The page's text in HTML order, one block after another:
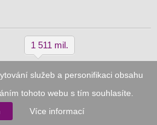
služeb a personifikaci obsahu
tohoto webu s tím souhlasíte.
Více informací
1 511 mil.
Zpracování osobních údajů